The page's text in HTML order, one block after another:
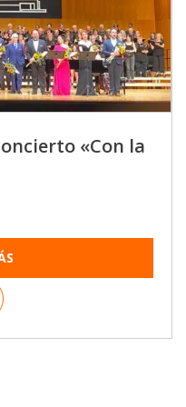
«Con la